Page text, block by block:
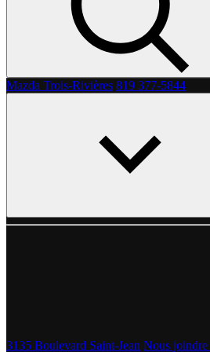
Mazda Trois-Rivières 819 377-5844
3135 Boulevard Saint-Jean Nous joindre